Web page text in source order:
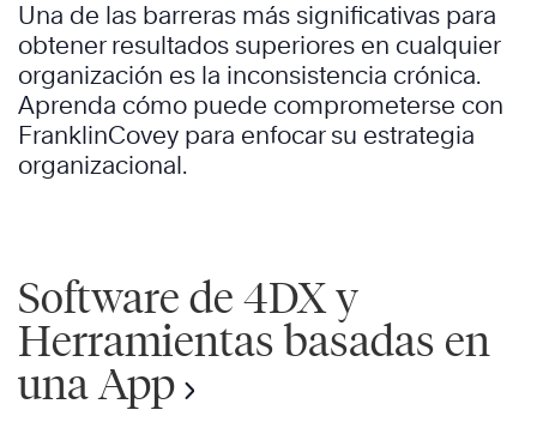
Una de las barreras más significativas para
obtener resultados superiores en cualquier
organización es la inconsistencia crónica.
Aprenda cómo puede comprometerse con
FranklinCovey para enfocar su estrategia
organizacional.
Software de 4DX y
Herramientas basadas en
una App